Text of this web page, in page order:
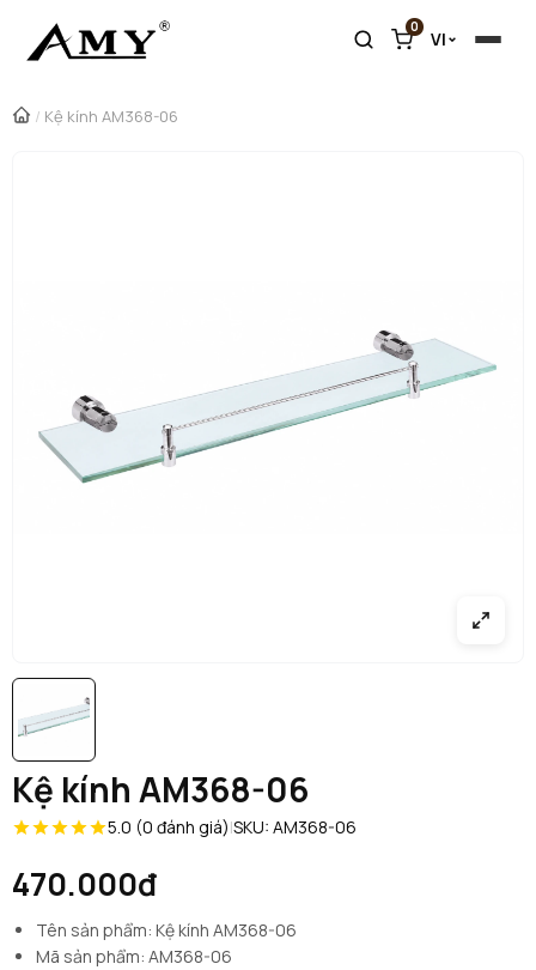
0
VI
/ Kệ kính AM368-06
Kệ kính AM368-06
5.0 (0 đánh giá)|SKU: AM368-06
470.000đ
Tên sản phẩm: Kệ kính AM368-06
Mã sản phẩm: AM368-06